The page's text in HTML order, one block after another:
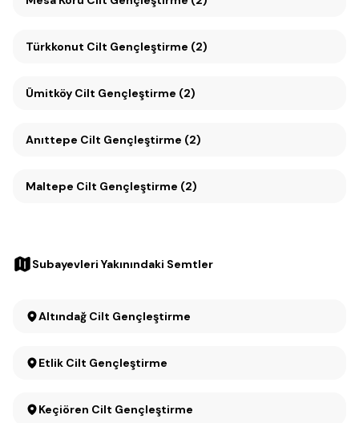
Türkkonut Cilt Gençleştirme (2)
Ümitköy Cilt Gençleştirme (2)
Anıttepe Cilt Gençleştirme (2)
Maltepe Cilt Gençleştirme (2)
Subayevleri Yakınındaki Semtler
Altındağ Cilt Gençleştirme
Etlik Cilt Gençleştirme
Keçiören Cilt Gençleştirme